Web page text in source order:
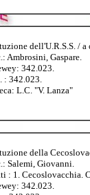
dell'U.R.S.S. / a
Ambrosini, Gaspare.
342.023.
342.023.
L.C. "V. Lanza"
della
Salemi, Giovanni.
: 1. Cecoslovacchia.
342.023.